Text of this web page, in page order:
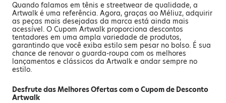
Quando falamos em tênis e streetwear de qualidade, a
Artwalk é uma referência. Agora, graças ao Méliuz, adquirir
as peças mais desejadas da marca está ainda mais
acessível. O Cupom Artwalk proporciona descontos
tentadores em uma ampla variedade de produtos,
garantindo que você exiba estilo sem pesar no bolso. É sua
chance de renovar o guarda-roupa com os melhores
lançamentos e clássicos da Artwalk e andar sempre no
estilo.
Desfrute das Melhores Ofertas com o Cupom de Desconto
Artwalk